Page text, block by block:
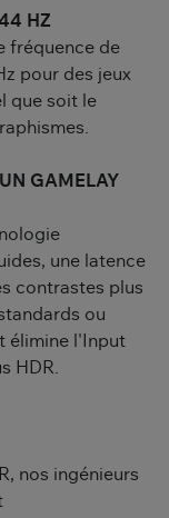
HZ
fréquence de
pour des jeux
que soit le
GAMELAY
une latence
contrastes plus
ou
élimine l'Input
HDR.
nos ingénieurs